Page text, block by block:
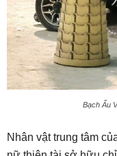
Bạch Ấu
Nhân vật trung tâm